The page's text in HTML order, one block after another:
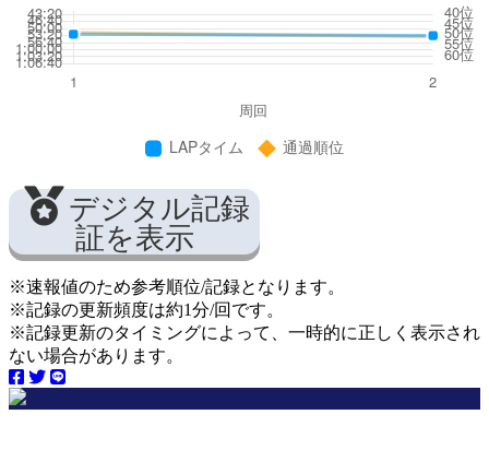
デジタル記録
証を表示
※速報値のため参考順位/記録となります。
※記録の更新頻度は約1分/回です。
※記録更新のタイミングによって、一時的に正しく表示され
ない場合があります。